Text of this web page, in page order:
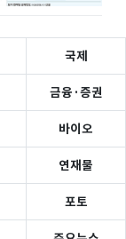
국제
금융·증권
바이오
연재물
포토